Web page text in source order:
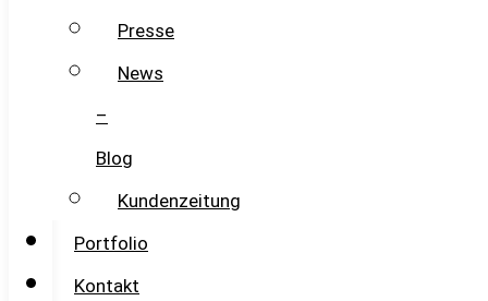
Presse
News
–
Blog
Kundenzeitung
Portfolio
Kontakt